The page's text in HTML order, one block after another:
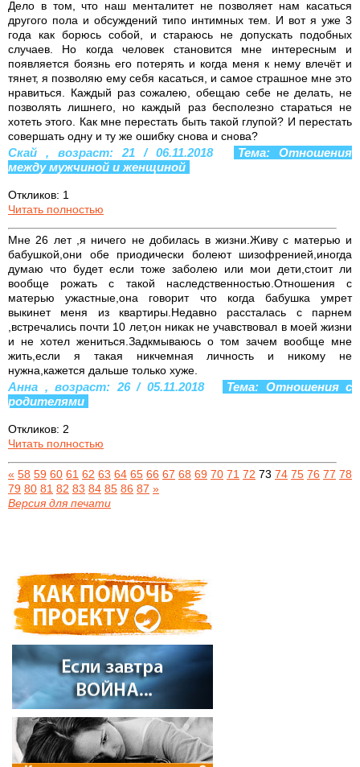
Дело в том, что наш менталитет не позволяет нам касаться
другого пола и обсуждений типо интимных тем. И вот я уже 3
года как борюсь собой, и стараюсь не допускать подобных
случаев. Но когда человек становится мне интересным и
появляется боязнь его потерять и когда меня к нему влечёт и
тянет, я позволяю ему себя касаться, и самое страшное мне это
нравиться. Каждый раз сожалею, обещаю себе не делать, не
позволять лишнего, но каждый раз бесполезно стараться не
хотеть этого. Как мне перестать быть такой глупой? И перестать
совершать одну и ту же ошибку снова и снова?
Скай , возраст: 21 / 06.11.2018
Тема: Отношения
между мужчиной и женщиной
Откликов: 1
Читать полностью
Мне 26 лет ,я ничего не добилась в жизни.Живу с матерью и
бабушкой,они обе приодически болеют шизофренией,иногда
думаю что будет если тоже заболею или мои дети,стоит ли
вообще рожать с такой наследственностью.Отношения с
матерью ужастные,она говорит что когда бабушка умрет
выкинет меня из квартиры.Недавно рассталась с парнем
,встречались почти 10 лет,он никак не учавствовал в моей жизни
и не хотел жениться.Задкмываюсь о том зачем вообще мне
жить,если я такая никчемная личность и никому не
нужна,кажется дальше только хуже.
Анна , возраст: 26 / 05.11.2018
Тема: Отношения с
родителями
Откликов: 2
Читать полностью
« 58 59 60 61 62 63 64 65 66 67 68 69 70 71 72 73 74 75 76 77 78
79 80 81 82 83 84 85 86 87 »
Версия для печати